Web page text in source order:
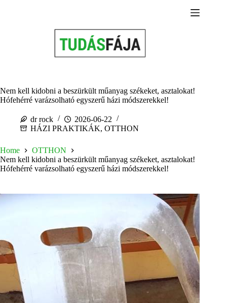
Nem kell kidobni a beszürkült műanyag székeket, asztalokat!
Hófehérré varázsolható egyszerű házi módszerekkel!
dr rock
2026-06-22
HÁZI PRAKTIKÁK, OTTHON
Home
OTTHON
Nem kell kidobni a beszürkült műanyag székeket, asztalokat!
Hófehérré varázsolható egyszerű házi módszerekkel!